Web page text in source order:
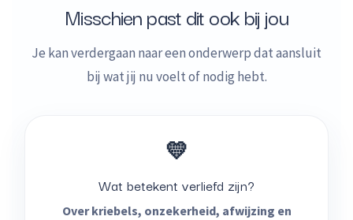
Misschien past dit ook bij jou
Je kan verdergaan naar een onderwerp dat aansluit
bij wat jij nu voelt of nodig hebt.
💛
Wat betekent verliefd zijn?
Over kriebels, onzekerheid, afwijzing en